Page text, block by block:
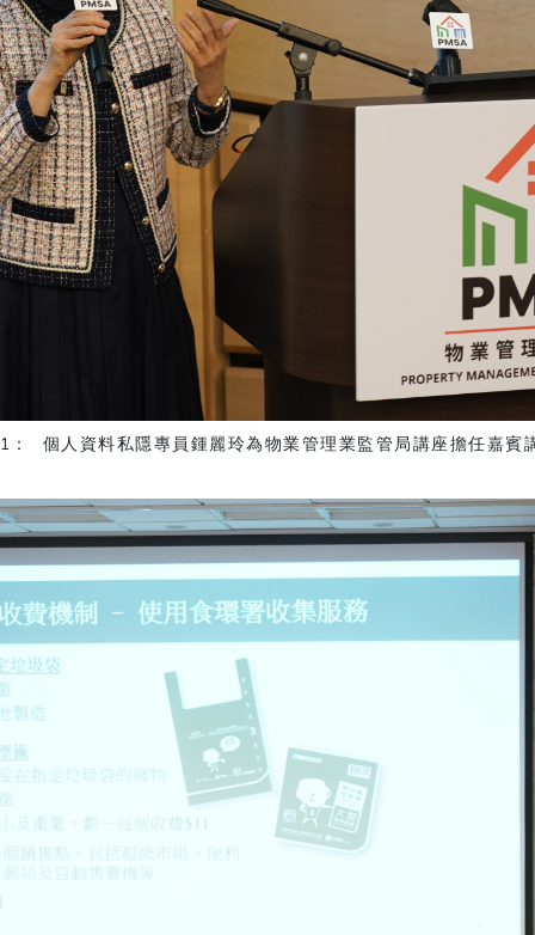
： 個人資料私隱專員鍾麗玲為物業管理業監管局講座擔任嘉賓